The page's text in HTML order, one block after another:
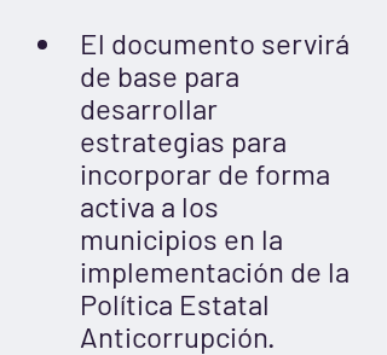
El documento servirá
de base para
desarrollar
estrategias para
incorporar de forma
activa a los
municipios en la
implementación de la
Política Estatal
Anticorrupción.